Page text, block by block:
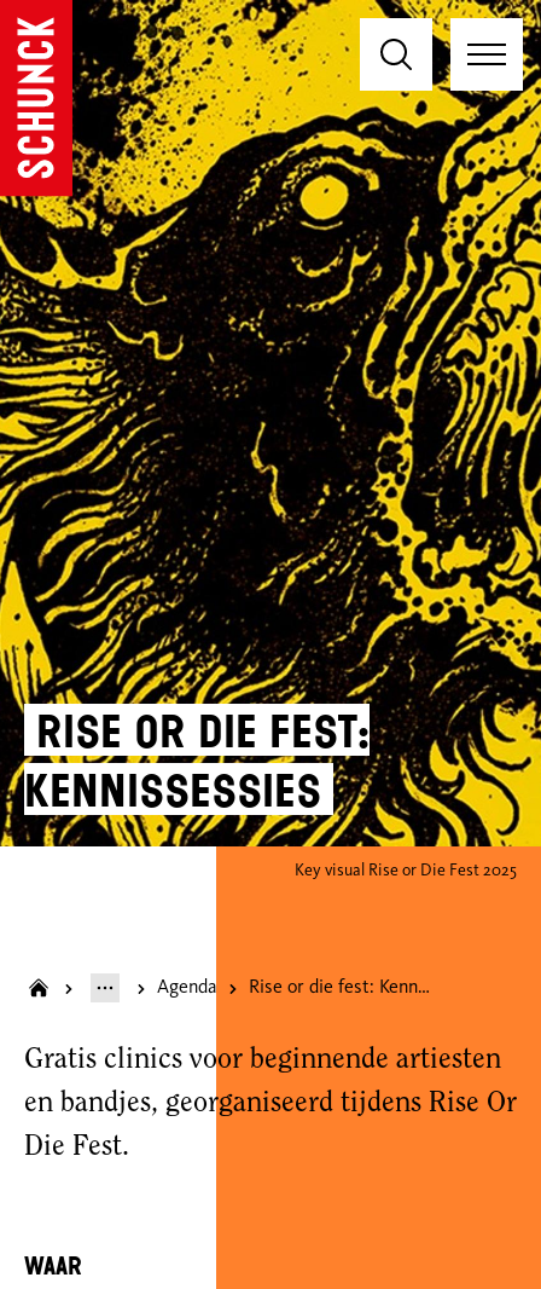
Rise or die fest:
Kennissessies
Key visual Rise or Die Fest 2025
Agenda Rise or die fest: Kennissessies
Gratis clinics voor beginnende artiesten
en bandjes, georganiseerd tijdens Rise Or
Die Fest.
Waar